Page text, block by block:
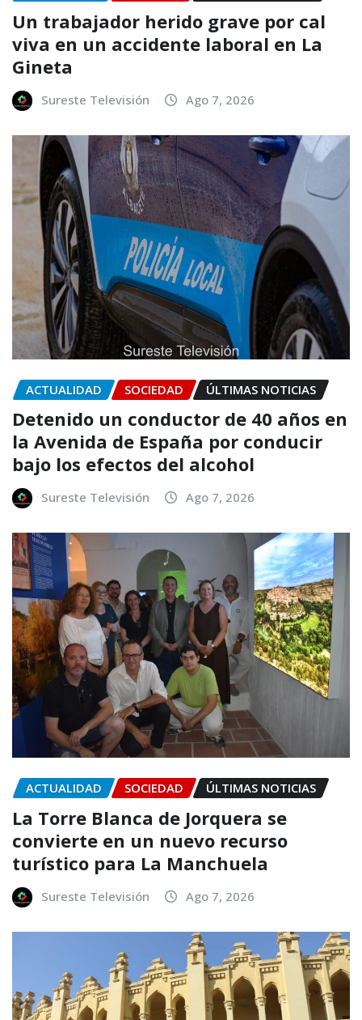
Un trabajador herido grave por cal
viva en un accidente laboral en La
Gineta
Sureste Televisión Ago 7, 2026
ACTUALIDAD SOCIEDAD ÚLTIMAS NOTICIAS
Detenido un conductor de 40 años en
la Avenida de España por conducir
bajo los efectos del alcohol
Sureste Televisión Ago 7, 2026
ACTUALIDAD SOCIEDAD ÚLTIMAS NOTICIAS
La Torre Blanca de Jorquera se
convierte en un nuevo recurso
turístico para La Manchuela
Sureste Televisión Ago 7, 2026